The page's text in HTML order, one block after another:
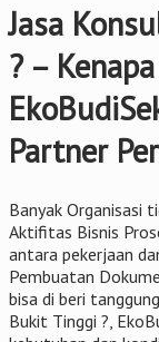
Jasa
? –
Partner
Banyak Organisasi
Aktifitas Bisnis
antara pekerjaan
Pembuatan
bisa di beri
Bukit Tinggi ?,